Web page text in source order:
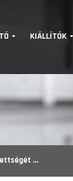
KIÁLLÍTÓK